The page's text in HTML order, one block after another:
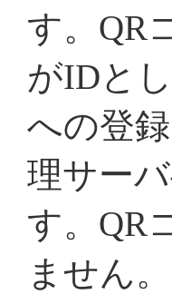
す。QR
がIDと
への登
理サー
す。QR
ません。